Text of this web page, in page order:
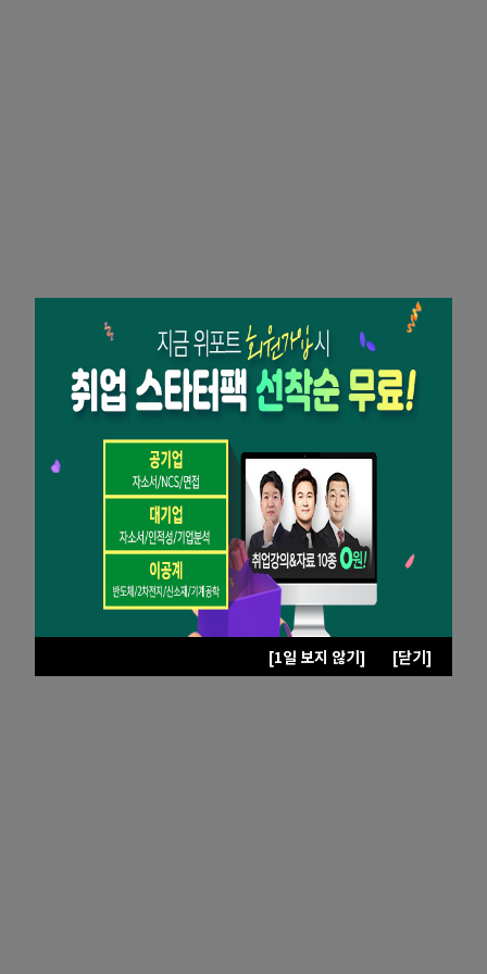
[1일 보지 않기] [닫기]